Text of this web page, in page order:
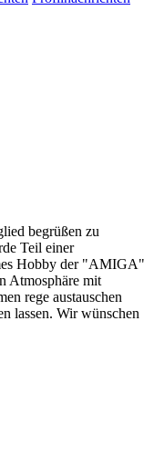
begrüßen zu
Teil einer
Hobby der "AMIGA"
Atmosphäre mit
rege austauschen
lassen. Wir wünschen